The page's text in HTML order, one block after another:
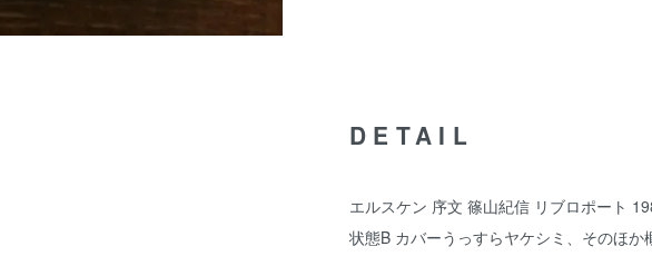
DETAIL
エルスケン 序文 篠山紀信 リブロポート
状態B カバーうっすらヤケシミ、そのほか